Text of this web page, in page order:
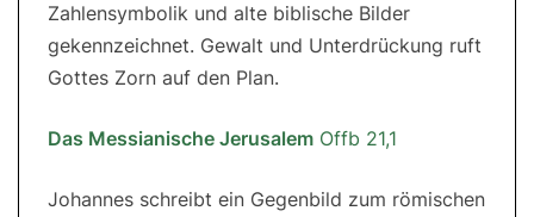
Zahlensymbolik und alte biblische Bilder
gekennzeichnet. Gewalt und Unterdrückung ruft
Gottes Zorn auf den Plan.
Das Messianische Jerusalem Offb 21,1
Johannes schreibt ein Gegenbild zum römischen